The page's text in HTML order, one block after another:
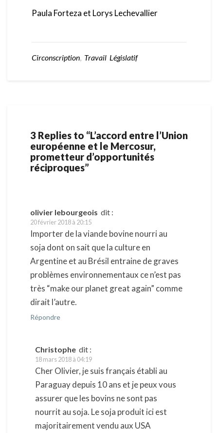
Paula Forteza et Lorys Lechevallier
Circonscription, Travail Législatif
3 Replies to “L’accord entre l’Union
européenne et le Mercosur,
prometteur d’opportunités
réciproques”
olivier lebourgeois dit :
20 février 2018 à 20:15
Importer de la viande bovine nourri au
soja dont on sait que la culture en
Argentine et au Brésil entraine de graves
problèmes environnementaux ce n’est pas
très “make our planet great again” comme
dirait l’autre.
Répondre
Christophe dit :
18 mars 2018 à 04:19
Cher Olivier, je suis français établi au
Paraguay depuis 10 ans et je peux vous
assurer que les bovins ne sont pas
nourrit au soja. Le soja produit ici est
majoritairement vendu aux USA